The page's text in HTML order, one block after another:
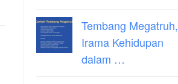
Tembang Megatruh,
Irama Kehidupan
dalam …